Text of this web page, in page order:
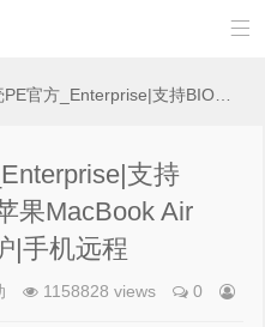

BIOS/UEFI|完美兼容苹果MacBook Air Pro|纯净|支持远程维护|手机远程
支持
果MacBook Air
|手机远程
1158828 views 0